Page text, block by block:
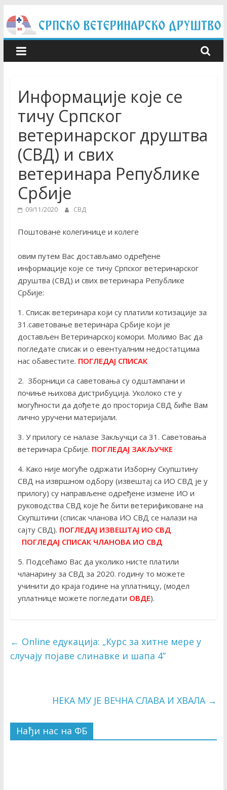
to
content
Информације које се
тичу Српског
ветеринарског друштва
(СВД) и свих
ветеринара Републике
Србије
09/11/2020 СВД
Поштоване колегинице и колеге
овим путем Вас достављамо одређене
информације које се тичу Српског ветеринарског
друштва (СВД) и свих ветеринара Републике
Србије:
1. Списак ветеринара који су платили котизације за
31.саветовање ветеринара Србије који је
достављен Ветеринарској комори. Молимо Вас да
погледате списак и о евентуалним недостатцима
нас обавестите. ПОГЛЕДАЈ СПИСАК
2. Зборници са саветовања су одштампани и
почиње њихова дистрибуција. Уколоко сте у
могућности да дођете до просторија СВД биће Вам
лично уручени материјали.
3. У прилогу се налазе Закључци са 31. Саветовања
ветеринара Србије. ПОГЛЕДАЈ ЗАКЉУЧКЕ
4. Како није могуће одржати Изборну Скупштину
СВД на извршном одбору (извештај са ИО СВД је у
прилогу) су направљене одређене измене ИО и
руководства СВД које ће бити ветерификоване на
Скупштини (списак чланова ИО СВД се налази на
сајту СВД). ПОГЛЕДАЈ ИЗВЕШТАЈ ИО СВД
ПОГЛЕДАЈ СПИСАК ЧЛАНОВА ИО СВД
5. Подсећамо Вас да уколико нисте платили
чланарину за СВД за 2020. годину то можете
учинити до краја године на уплатницу, (модел
уплатнице можете погледати ОВДЕ).
← Online едукација: „Курс за хитне мере у
случају појаве слинавке и шапа 4”
НЕКА МУ ЈЕ ВЕЧНА СЛАВА И ХВАЛА →
Нађи нас на ФБ